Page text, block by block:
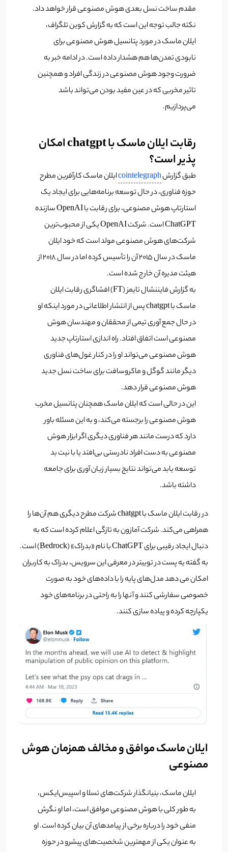
مقدم ساخت نسل بعدی هوش مصنوعی قرار خواهد داد.
نکته جالب توجه این است که به گزارش کوین تلگراف،
ایلان ماسک در مورد پتانسیل هوش مصنوعی برای
نابودی تمدن‌ها هم هشدار داده است. در ادامه خبر به
ضرورت وجود هوش مصنوعی در زندگی افراد و همچنین
تاثیر مخربی که در عین مفید بودن می‌تواند باشد
می‌پردازیم.
رقابت ایلان ماسک با chatgpt امکان
پذیر است؟
طبق گزارشcointelegraphایلان ماسک کارآفرین مطرح
حوزه فناوری، در حال توسعه برنامه‌هایی برای ایجاد یک
استارتاپ هوش مصنوعی، برای رقابت با OpenAI سازنده
ChatGPT است. شرکت OpenAI یکی از محبوب‌ترین
شرکت‌های هوش مصنوعی مولد است که خود ایلان
ماسک در سال 2015 آن را تأسیس کرده اما در سال 2018 از
هیئت مدیره آن خارج شده است.
به گزارش فایننشال تایمز (FT) افشاگری رقابت ایلان
ماسک با chatgpt پس از انتشار اطلاعاتی در مورد اینکه او
در حال جمع ‌آوری تیمی از محققان و مهندسان هوش
مصنوعی است اتفاق افتاد.راه اندازی استارتاپ جدید
هوش مصنوعی می‌تواند او را در کنار غول‌های فناوری
دیگر مانند گوگل و ماکروسافت برای ساخت نسل جدید
هوش مصنوعی قرار دهد.
این در حالی است که ایلان ماسک همچنان پتانسیل مخرب
هوش مصنوعی را برجسته می‌کند، و به این مسئله باور
دارد که درست مانند هر فناوری دیگری اگر ابزار هوش
مصنوعی به دست افراد نادرستی بی‌افتد یا با نیت بد
توسعه یابد می‌تواند نتایج بسیار زیان آوری برای جامعه
داشته باشد.
در رقابت ایلان ماسک با chatgpt شرکت مطرح دیگری هم آن‌ها را
همراهی ‌می‌کند. شرکت آمازون به تازگی اعلام کرده است که به
دنبال ایجاد رقیبی برای ChatGPT با نام «بدراک» (Bedrock) است.
به گفته یه پست در توییتر در معرفی این سرویس، بدراک به کاربران
امکان می دهد مدل‌های پایه را با داده‌های خود به صورت
خصوصی سفارشی کنند و آنها را به راحتی در برنامه‌های خود
یکپارچه کرده و پیاده سازی کنند.
ایلان ماسک موافق و مخالف همزمان هوش
مصنوعی
ایلان ماسک، بنیانگذار شرکت‌های تسلا و اسپیس‌ایکس،
به طور کلی با هوش مصنوعی موافق است، اما او نگرش
منفی خود را درباره برخی از پیامدهای آن بیان کرده است. او
به عنوان یکی از مهمترین شخصیت‌های پیشرو در حوزه